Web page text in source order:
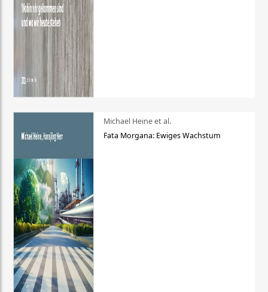
Michael Heine et al.
Fata Morgana: Ewiges Wachstum